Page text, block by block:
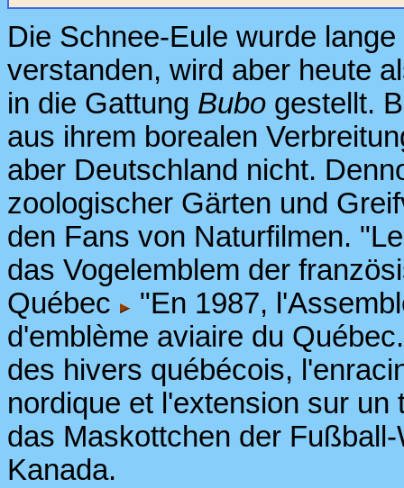
Die Schnee-Eule wurde
verstanden, wird aber heute
in die Gattung Bubo gestellt.
aus ihrem borealen
aber Deutschland nicht.
zoologischer Gärten und
den Fans von Naturfilmen.
das Vogelemblem der
Québec
"En 1987,
d'emblème aviaire du
des hivers québécois,
nordique et l'extension sur
das Maskottchen der
Kanada.